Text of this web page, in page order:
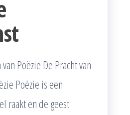
Poëzie De Pracht van
Poëzie is een
raakt en de geest